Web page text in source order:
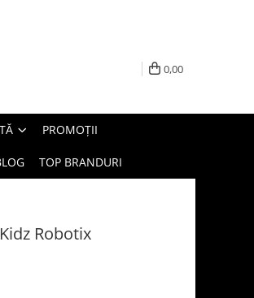
0,00
PROMOȚII
TOP BRANDURI
Robotix